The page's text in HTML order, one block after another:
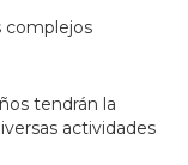
complejos
tendrán la
actividades